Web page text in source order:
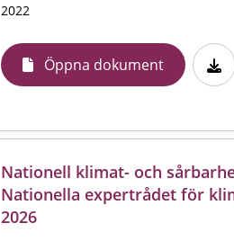
2022
Öppna dokument
Nationell klimat- och
Nationella expertrådet för
2026